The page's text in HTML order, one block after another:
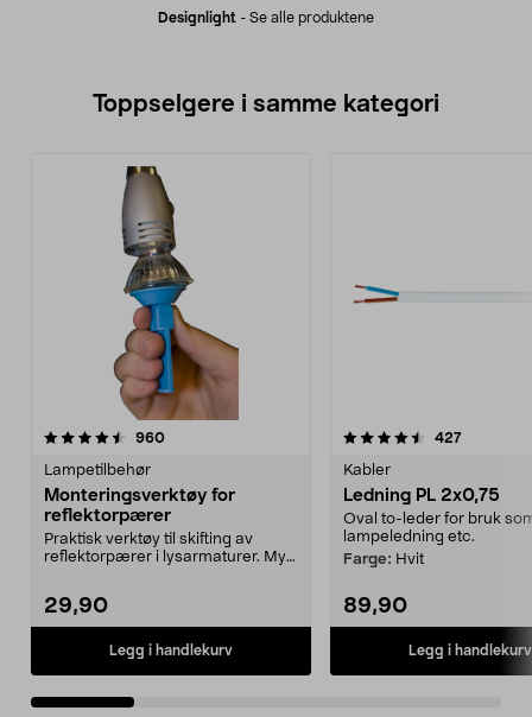
Designlight - Se alle produktene
Toppselgere i samme kategori
960anmeldelser
Lampetilbehør
Monteringsverktøy for
reflektorpærer
Praktisk verktøy til skifting av
reflektorpærer i lysarmaturer. Myk
29,90
Legg i handlekurv
4.5 av 5 stjerner 427
Kabler
Ledning PL 2x0,75
Oval to-leder for bruk
lampeledning etc.
Farge: Hvit
89,90
Legg i handlekurv
4.0 av 5 stjerner